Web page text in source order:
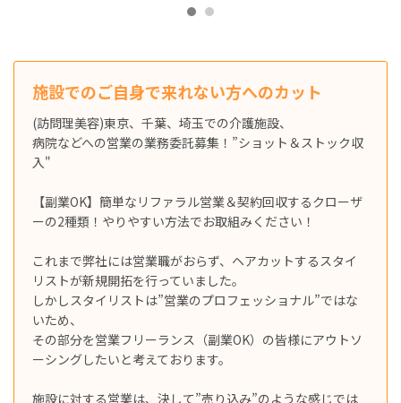
施設でのご自身で来れない方へのカット
(訪問理美容)東京、千葉、埼玉での介護施設、
病院などへの営業の業務委託募集！”ショット＆ストック収
入"
【副業OK】簡単なリファラル営業＆契約回収するクローザ
ーの2種類！やりやすい方法でお取組みください！
これまで弊社には営業職がおらず、ヘアカットするスタイ
リストが新規開拓を行っていました。
しかしスタイリストは”営業のプロフェッショナル”ではな
いため、
その部分を営業フリーランス（副業OK）の皆様にアウトソ
ーシングしたいと考えております。
施設に対する営業は、決して”売り込み”のような感じでは